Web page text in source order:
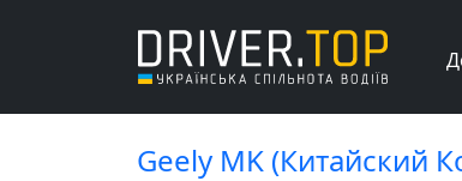
Geely MK (Китайский